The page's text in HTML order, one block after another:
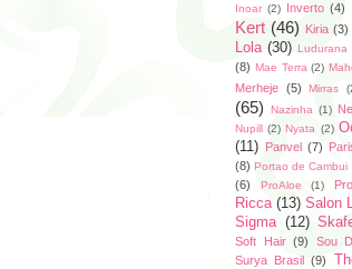
Inoar (2) Inverto (4)
Kert (46) Kiria (3)
Lola (30) Ludurana
(8) Mae Terra (2)
Merheje (5) Mirras
(65)
Nazinha (1)
Nupill (2) Nyata (2)
(11)
Panvel (7)
(8) Portao de Cambui
(6)
ProAloe (1)
Ricca (13) Salon
Sigma (12)
Soft Hair (9) Sou
Surya Brasil
(9)